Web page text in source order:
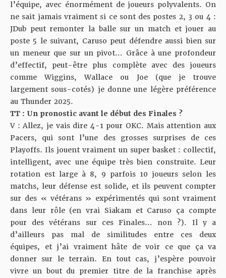
l’équipe, avec énormément de joueurs polyvalents. On
ne sait jamais vraiment si ce sont des postes 2, 3 ou 4 :
JDub peut remonter la balle sur un match et jouer au
poste 5 le suivant, Caruso peut défendre aussi bien sur
un meneur que sur un pivot… Grâce à une profondeur
d’effectif, peut-être plus complète avec des joueurs
comme Wiggins, Wallace ou Joe (que je trouve
largement sous-cotés) je donne une légère préférence
au Thunder 2025.
TT : Un pronostic avant le début des Finales ?
V : Allez, je vais dire 4-1 pour OKC. Mais attention aux
Pacers, qui sont l’une des grosses surprises de ces
Playoffs. Ils jouent vraiment un super basket : collectif,
intelligent, avec une équipe très bien construite. Leur
rotation est large à 8, 9 parfois 10 joueurs selon les
matchs, leur défense est solide, et ils peuvent compter
sur des « vétérans » expérimentés qui sont vraiment
dans leur rôle (en vrai Siakam et Caruso ça compte
pour des vétérans sur ces Finales… non ?). Il y a
d’ailleurs pas mal de similitudes entre ces deux
équipes, et j’ai vraiment hâte de voir ce que ça va
donner sur le terrain. En tout cas, j’espère pouvoir
vivre un bout du premier titre de la franchise après